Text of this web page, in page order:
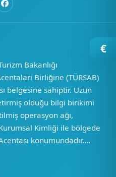
Bakanlığı
Birliğine (TÜRSAB)
belgesine sahiptir. Uzun
olduğu bilgi birikimi
operasyon ağı,
Kimliği ile bölgede
konumundadır....
€